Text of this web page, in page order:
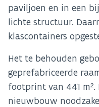
paviljoen en in een
lichte structuur.
klascontainers
Het te behouden
geprefabriceerde
footprint van 441
nieuwbouw